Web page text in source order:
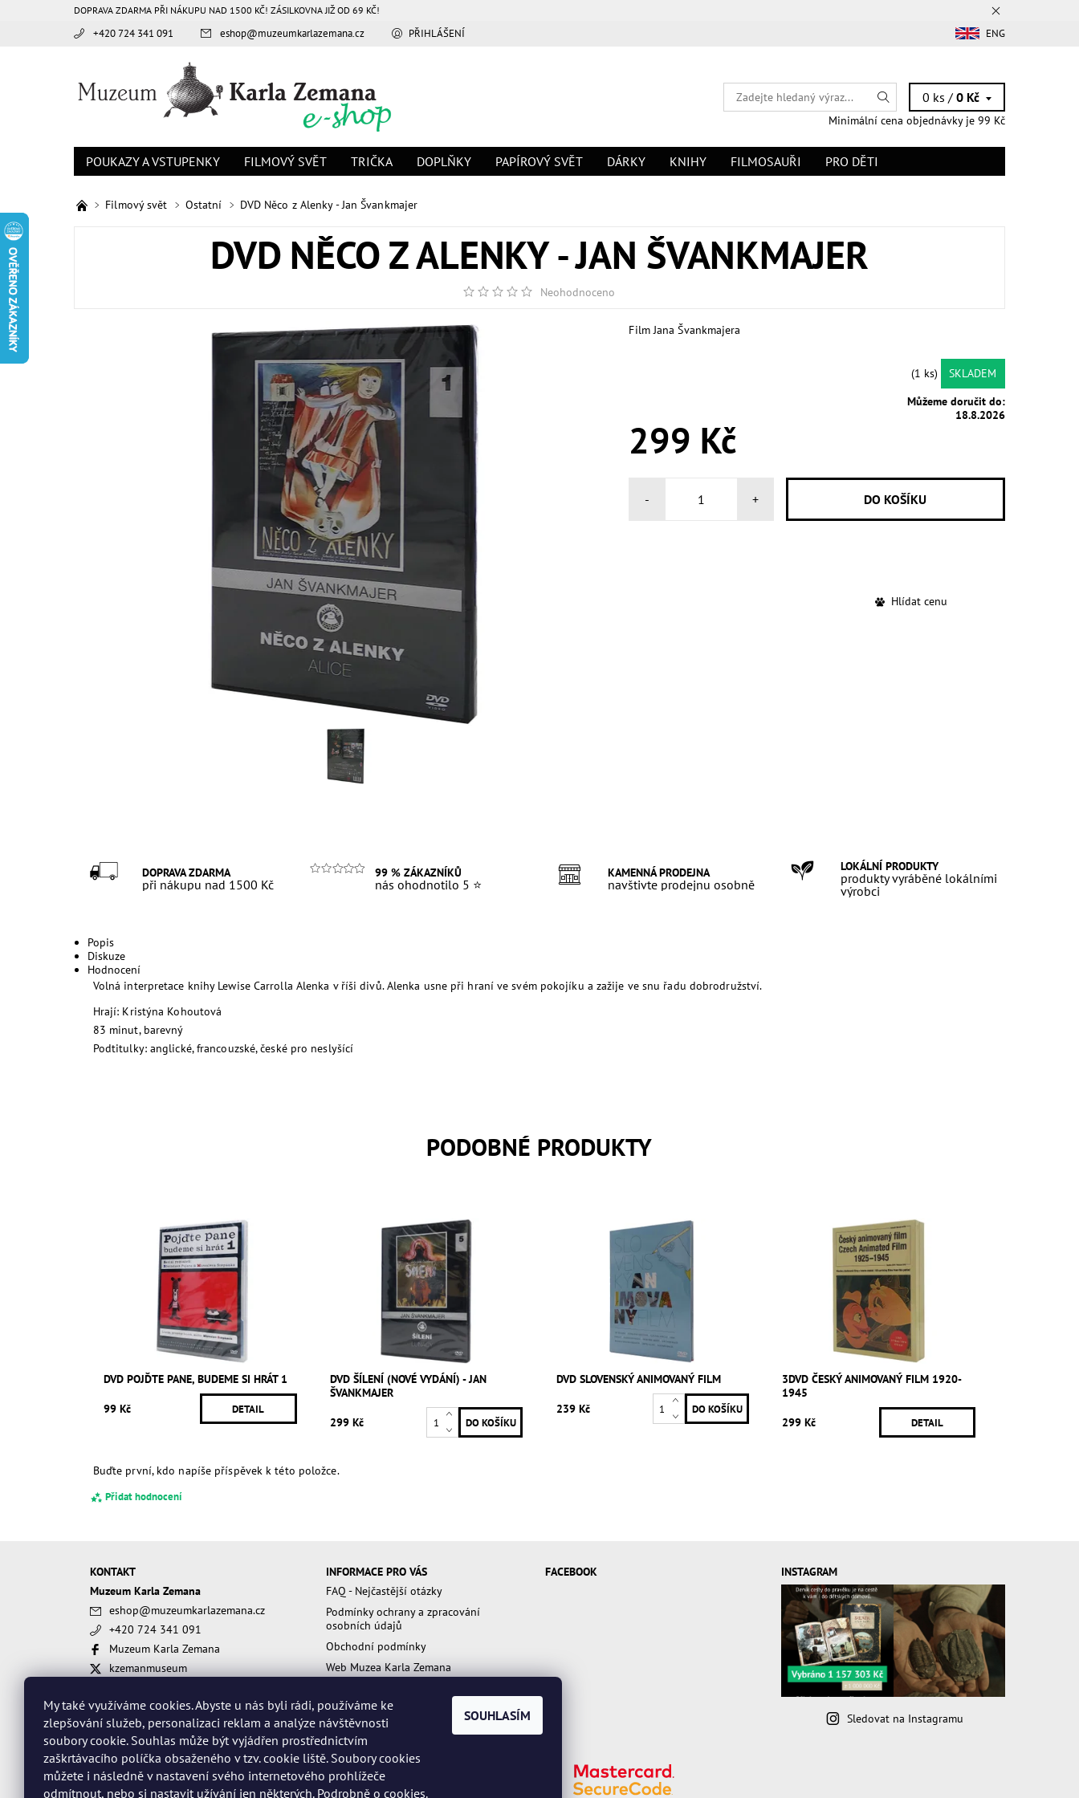
DOPRAVA ZDARMA PŘI NÁKUPU NAD 1500 KČ! ZÁSILKOVNA JIŽ OD 69 KČ!
+420 724 341 091 eshop@muzeumkarlazemana.cz ENG
PŘIHLÁŠENÍ
0 ks /0 Kč
Minimální cena objednávky je 99 Kč
POUKAZY A VSTUPENKY FILMOVÝ SVĚT TRIČKA DOPLŇKY PAPÍROVÝ SVĚT DÁRKY KNIHY FILMOSAUŘI PRO DĚTI
Filmový svět Ostatní DVD Něco z Alenky - Jan Švankmajer
DVD NĚCO Z ALENKY - JAN ŠVANKMAJER
Neohodnoceno
Film Jana Švankmajera
(1 ks)
SKLADEM
Můžeme doručit do:
18.8.2026
299 Kč
- +
Hlídat cenu
DOPRAVA ZDARMA
při nákupu nad 1500 Kč
99 % ZÁKAZNÍKŮ
nás ohodnotilo 5 ⭐
KAMENNÁ PRODEJNA
navštivte prodejnu osobně
LOKÁLNÍ PRODUKTY
produkty vyráběné lokálními
výrobci
Popis
Diskuze
Hodnocení
Volná interpretace knihy Lewise Carrolla Alenka v říši divů. Alenka usne při hraní ve svém pokojíku a zažije ve snu řadu dobrodružství.
Hrají: Kristýna Kohoutová
83 minut, barevný
Podtitulky: anglické, francouzské, české pro neslyšící
PODOBNÉ PRODUKTY
DVD POJĎTE PANE, BUDEME SI HRÁT 1
99 Kč DETAIL
DVD ŠÍLENÍ (NOVÉ VYDÁNÍ) - JAN
ŠVANKMAJER
299 Kč
DVD SLOVENSKÝ ANIMOVANÝ FILM
239 Kč
3DVD ČESKÝ ANIMOVANÝ FILM 1920-
1945
299 Kč DETAIL
Buďte první, kdo napíše příspěvek k této položce.
Přidat hodnocení
Souhlasím sObchodními podmínkamia Podmínkami ochrany a zpracování osobních údajů.
KONTAKT
Muzeum Karla Zemana
eshop@muzeumkarlazemana.cz
+420 724 341 091
Muzeum Karla Zemana
kzemanmuseum
INFORMACE PRO VÁS
FAQ - Nejčastější otázky
Podmínky ochrany a zpracování
osobních údajů
Obchodní podmínky
Web Muzea Karla Zemana
FACEBOOK INSTAGRAM
Sledovat na Instagramu
My také využíváme cookies. Abyste u nás byli rádi, používáme ke
zlepšování služeb, personalizaci reklam a analýze návštěvnosti
soubory cookie. Souhlas může být vyjádřen prostřednictvím
zaškrtávacího políčka obsaženého v tzv. cookie liště. Soubory cookies
můžete i následně v nastavení svého internetového prohlížeče
odmítnout, nebo si nastavit užívání jen některých. Podrobně o cookies.
SOUHLASÍM